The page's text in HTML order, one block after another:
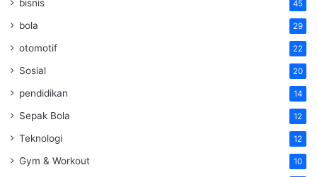
bisnis 45
bola 29
otomotif 22
Sosial 20
pendidikan 14
Sepak Bola 12
Teknologi 12
Gym & Workout 10